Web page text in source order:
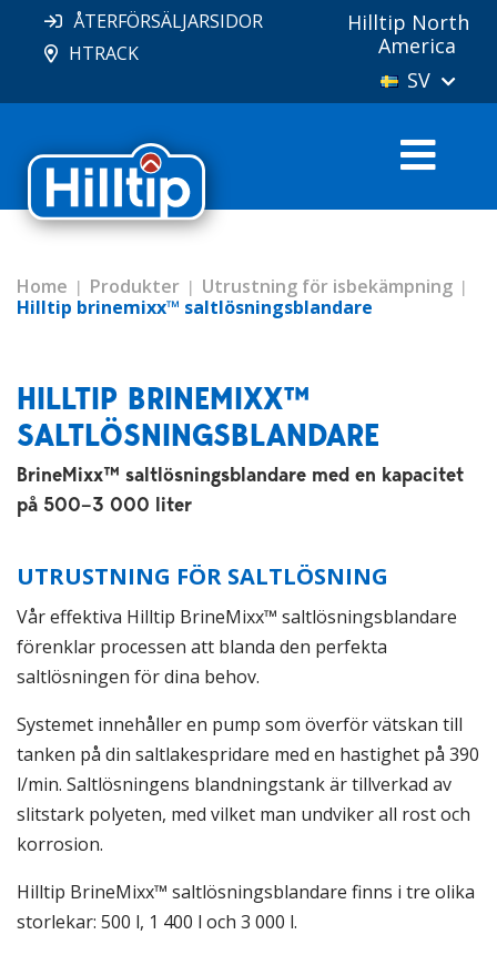
ÅTERFÖRSÄLJARSIDOR
HTRACK
Hilltip North
America
SV
Home Produkter
Utrustning för isbekämpning
Hilltip brinemixx™ saltlösningsblandare
HILLTIP BRINEMIXX™
SALTLÖSNINGSBLANDARE
BrineMixx™ saltlösningsblandare med en kapacitet
på 500–3 000 liter
UTRUSTNING FÖR SALTLÖSNING
Vår effektiva Hilltip BrineMixx™ saltlösningsblandare
förenklar processen att blanda den perfekta
saltlösningen för dina behov.
Systemet innehåller en pump som överför vätskan till
tanken på din saltlakespridare med en hastighet på 390
l/min. Saltlösningens blandningstank är tillverkad av
slitstark polyeten, med vilket man undviker all rost och
korrosion.
Hilltip BrineMixx™ saltlösningsblandare finns i tre olika
storlekar: 500 l, 1 400 l och 3 000 l.